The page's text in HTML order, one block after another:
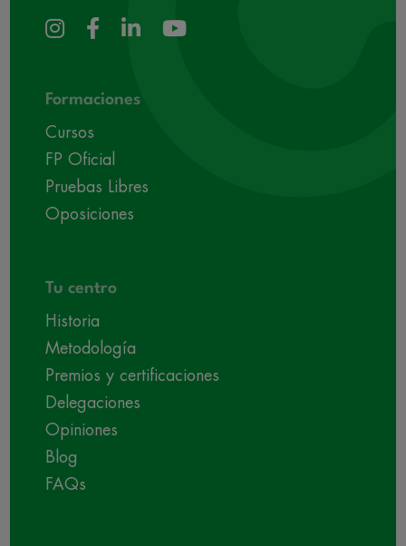
Formaciones
Cursos
FP Oficial
Pruebas Libres
Oposiciones
Tu centro
Historia
Metodología
Premios y certificaciones
Delegaciones
Opiniones
Blog
FAQs